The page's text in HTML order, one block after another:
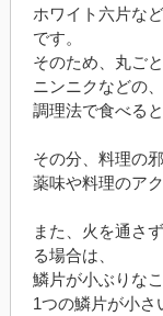
ホワイト六片な
です。
そのため、丸ご
ニンニクなどの、
調理法で食べる
その分、料理の
薬味や料理のア
また、火を通さ
る場合は、
鱗片が小ぶりな
1つの鱗片が小